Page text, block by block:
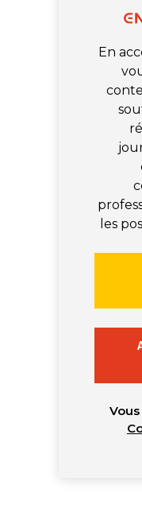
En
les